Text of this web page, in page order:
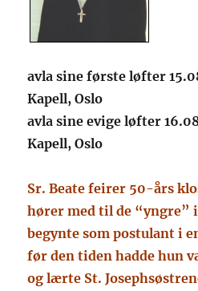
avla sine første løfter
Kapell, Oslo
avla sine evige løfter
Kapell, Oslo
Sr. Beate feirer 50-års
hører med til de “yngre”
begynte som postulant i
før den tiden hadde hun
og lærte St.